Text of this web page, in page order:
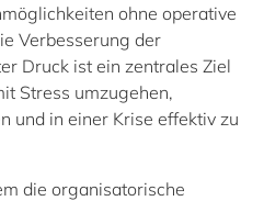
ohne operative
Verbesserung der
Druck ist ein zentrales Ziel
Stress umzugehen,
und in einer Krise effektiv zu
die organisatorische